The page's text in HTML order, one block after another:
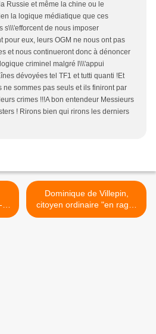
Russie et même la chine ou le
la logique médiatique que ces
s\\\'efforcent de nous imposer
pour eux, leurs OGM ne nous ont pas
et nous continueront donc à dénoncer
criminel malgré l\\\'appui
dévoyées tel TF1 et tutti quanti !Et
ne sommes pas seuls et ils finiront par
crimes !!!A bon entendeur Messieurs
! Rirons bien qui rirons les derniers
Dominique de Villepin,
citoyen ordinaire "en rage"
>